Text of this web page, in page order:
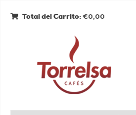
Total del Carrito: €0,00